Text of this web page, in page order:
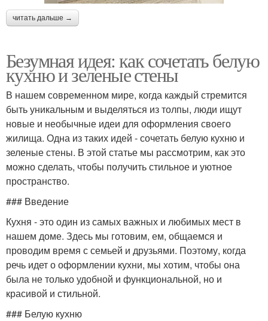
читать дальше →
Безумная идея: как сочетать белую
кухню и зеленые стены
В нашем современном мире, когда каждый стремится
быть уникальным и выделяться из толпы, люди ищут
новые и необычные идеи для оформления своего
жилища. Одна из таких идей - сочетать белую кухню и
зеленые стены. В этой статье мы рассмотрим, как это
можно сделать, чтобы получить стильное и уютное
пространство.
### Введение
Кухня - это один из самых важных и любимых мест в
нашем доме. Здесь мы готовим, ем, общаемся и
проводим время с семьей и друзьями. Поэтому, когда
речь идет о оформлении кухни, мы хотим, чтобы она
была не только удобной и функциональной, но и
красивой и стильной.
### Белую кухню